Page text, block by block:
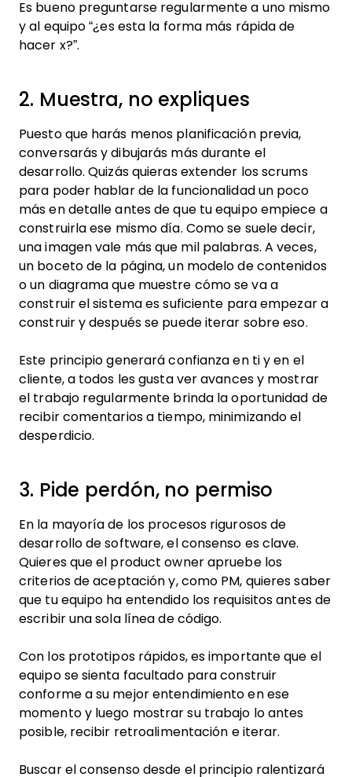
Es bueno preguntarse regularmente a uno mismo
y al equipo “¿es esta la forma más rápida de
hacer x?”.
2. Muestra, no expliques
Puesto que harás menos planificación previa,
conversarás y dibujarás más durante el
desarrollo. Quizás quieras extender los scrums
para poder hablar de la funcionalidad un poco
más en detalle antes de que tu equipo empiece a
construirla ese mismo día. Como se suele decir,
una imagen vale más que mil palabras. A veces,
un boceto de la página, un modelo de contenidos
o un diagrama que muestre cómo se va a
construir el sistema es suficiente para empezar a
construir y después se puede iterar sobre eso.
Este principio generará confianza en ti y en el
cliente, a todos les gusta ver avances y mostrar
el trabajo regularmente brinda la oportunidad de
recibir comentarios a tiempo, minimizando el
desperdicio.
3. Pide perdón, no permiso
En la mayoría de los procesos rigurosos de
desarrollo de software, el consenso es clave.
Quieres que el product owner apruebe los
criterios de aceptación y, como PM, quieres saber
que tu equipo ha entendido los requisitos antes de
escribir una sola línea de código.
Con los prototipos rápidos, es importante que el
equipo se sienta facultado para construir
conforme a su mejor entendimiento en ese
momento y luego mostrar su trabajo lo antes
posible, recibir retroalimentación e iterar.
Buscar el consenso desde el principio ralentizará